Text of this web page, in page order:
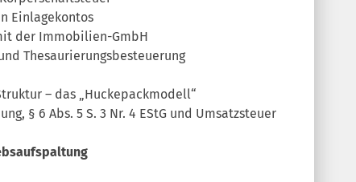
Einlagekontos
der Immobilien-GmbH
Thesaurierungsbesteuerung
– das „Huckepackmodell“
§ 6 Abs. 5 S. 3 Nr. 4 EStG und Umsatzsteuer